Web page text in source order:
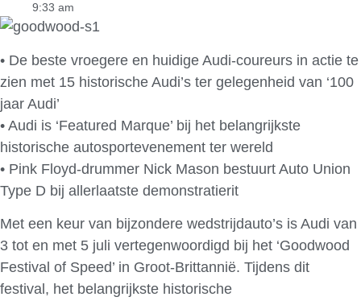
9:33 am
• De beste vroegere en huidige Audi-coureurs in actie te
zien met 15 historische Audi’s ter gelegenheid van ‘100
jaar Audi’
• Audi is ‘Featured Marque’ bij het belangrijkste
historische autosportevenement ter wereld
• Pink Floyd-drummer Nick Mason bestuurt Auto Union
Type D bij allerlaatste demonstratierit
Met een keur van bijzondere wedstrijdauto’s is Audi van
3 tot en met 5 juli vertegenwoordigd bij het ‘Goodwood
Festival of Speed’ in Groot-Brittannië. Tijdens dit
festival, het belangrijkste historische